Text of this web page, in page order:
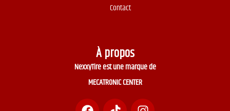
Contact
À propos
NexxyTire est une marque de
MECATRONIC CENTER